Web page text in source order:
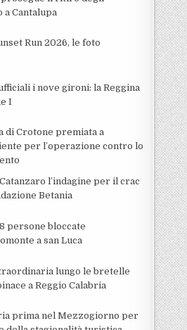
a Cantalupa
Run 2026, le foto
i nove gironi: la Reggina
I
di Crotone premiata a
per l’operazione contro lo
l’indagine per il crac
Betania
persone bloccate
a san Luca
lungo le bretelle
a Reggio Calabria
prima nel Mezzogiorno per